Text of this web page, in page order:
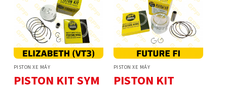
PISTON XE MÁY
PISTON KIT SYM
PISTON XE MÁY
PISTON KIT